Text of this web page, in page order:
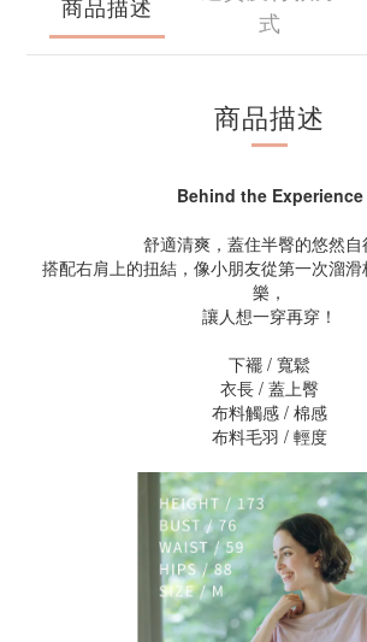
式
商品描述
Behind the Experience
舒適清爽，蓋住半臀的悠然自
搭配右肩上的扭結，像小朋友從第一次溜
樂，
讓人想一穿再穿！
下襬 / 寬鬆
衣長 / 蓋上臀
布料觸感 / 棉感
布料毛羽 / 輕度